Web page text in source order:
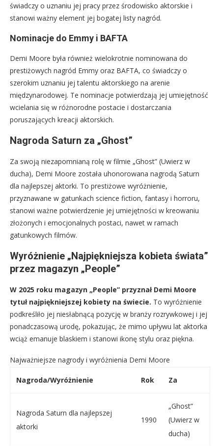
świadczy o uznaniu jej pracy przez środowisko aktorskie i
stanowi ważny element jej bogatej listy nagród.
Nominacje do Emmy i BAFTA
Demi Moore była również wielokrotnie nominowana do
prestiżowych nagród Emmy oraz BAFTA, co świadczy o
szerokim uznaniu jej talentu aktorskiego na arenie
międzynarodowej. Te nominacje potwierdzają jej umiejętność
wcielania się w różnorodne postacie i dostarczania
poruszających kreacji aktorskich.
Nagroda Saturn za „Ghost”
Za swoją niezapomnianą rolę w filmie „Ghost” (Uwierz w
ducha), Demi Moore została uhonorowana nagrodą Saturn
dla najlepszej aktorki. To prestiżowe wyróżnienie,
przyznawane w gatunkach science fiction, fantasy i horroru,
stanowi ważne potwierdzenie jej umiejętności w kreowaniu
złożonych i emocjonalnych postaci, nawet w ramach
gatunkowych filmów.
Wyróżnienie „Najpiękniejsza kobieta świata”
przez magazyn „People”
W 2025 roku magazyn „People” przyznał Demi Moore
tytuł najpiękniejszej kobiety na świecie. To wyróżnienie
podkreśliło jej niesłabnącą pozycję w branży rozrywkowej i jej
ponadczasową urodę, pokazując, że mimo upływu lat aktorka
wciąż emanuje blaskiem i stanowi ikonę stylu oraz piękna.
Najważniejsze nagrody i wyróżnienia Demi Moore
Nagroda/Wyróżnienie Rok Za
Nagroda Saturn dla najlepszej
aktorki
1990
„Ghost”
(Uwierz w
ducha)